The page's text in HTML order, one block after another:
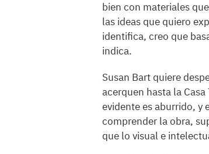
bien con materiales
las ideas que quiero
identifica, creo que
indica.
Susan Bart quiere
acerquen hasta la
evidente es aburrido, y
comprender la obra,
que lo visual e